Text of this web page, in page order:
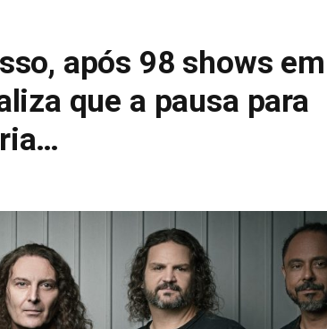
após 98 shows
que a pausa para